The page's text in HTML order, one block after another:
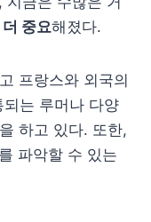
중요해졌다.
프랑스와 외국의
는 루머나 다양
하고 있다. 또한,
파악할 수 있는